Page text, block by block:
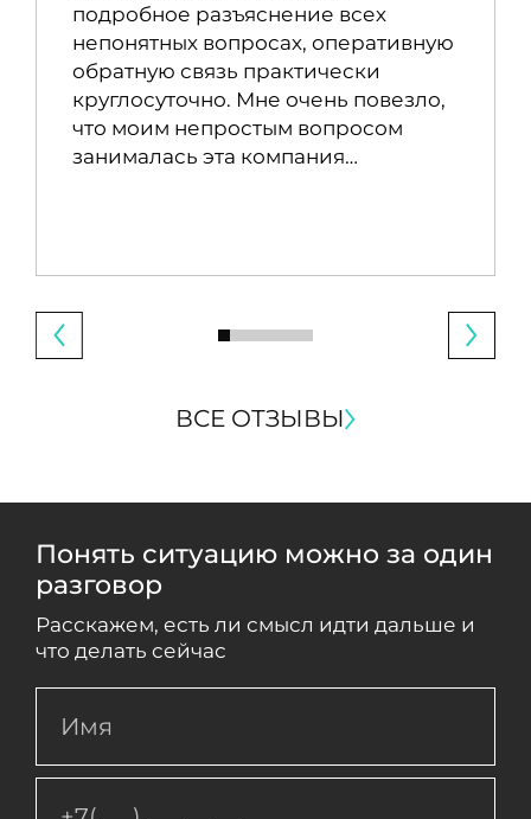
подробное разъяснение всех
непонятных вопросах, оперативную
обратную связь практически
круглосуточно. Мне очень повезло,
что моим непростым вопросом
занималась эта компания…
ВСЕ ОТЗЫВЫ
Понять ситуацию можно за один
разговор
Расскажем, есть ли смысл идти дальше и
что делать сейчас